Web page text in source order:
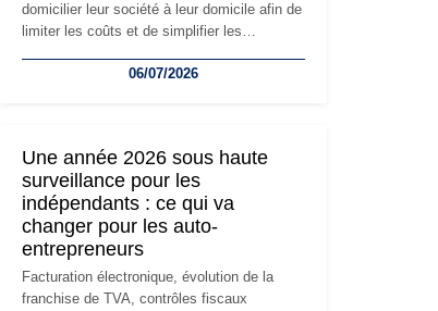
domicilier leur société à leur domicile afin de
limiter les coûts et de simplifier les
l'activité, cette solution peut rapidement
siège social répond souvent à une nouvelle
étape de la vie de l'entreprise et implique
plusieurs formalités obligatoires.
06/07/2026
Une année 2026 sous haute
surveillance pour les
indépendants : ce qui va
changer pour les auto-
entrepreneurs
Facturation électronique, évolution de la
franchise de TVA, contrôles fiscaux